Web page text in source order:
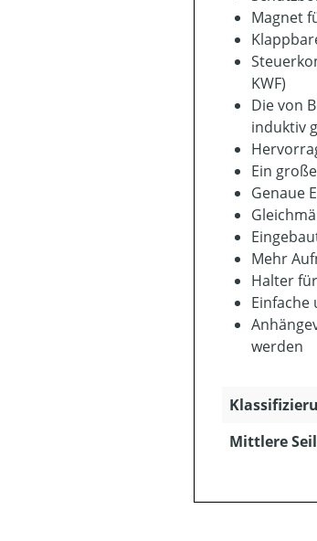
Magnet
KWF)
Die von
induktiv
Ein
Genaue
Mehr
Halter
Einfache
werden
Mittlere